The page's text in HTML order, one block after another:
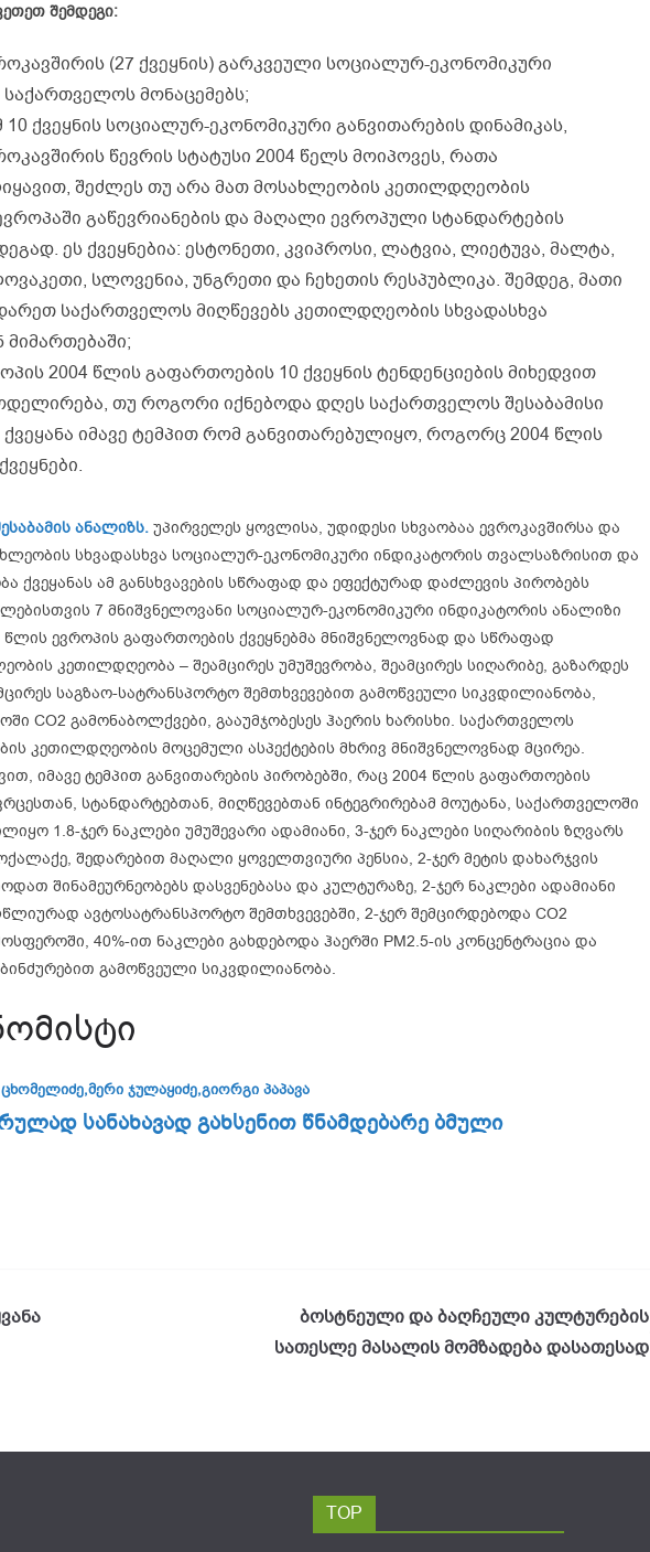
შემდეგი:
(27 ქვეყნის) გარკვეული სოციალურ-ეკონომიკური
მონაცემებს;
ქვეყნის სოციალურ-ეკონომიკური განვითარების დინამიკას,
წევრის სტატუსი 2004 წელს მოიპოვეს, რათა
შეძლეს თუ არა მათ მოსახლეობის კეთილდღეობის
გაწევრიანების და მაღალი ევროპული სტანდარტების
ეს ქვეყნებია: ესტონეთი, კვიპროსი, ლატვია, ლიეტუვა, მალტა,
სლოვენია, უნგრეთი და ჩეხეთის რესპუბლიკა. შემდეგ, მათი
საქართველოს მიღწევებს კეთილდღეობის სხვადასხვა
2004 წლის გაფართოების 10 ქვეყნის ტენდენციების მიხედვით
თუ როგორი იქნებოდა დღეს საქართველოს შესაბამისი
იმავე ტემპით რომ განვითარებულიყო, როგორც 2004 წლის
ანალიზს. უპირველეს ყოვლისა, უდიდესი სხვაობაა ევროკავშირსა და
სხვადასხვა სოციალურ-ეკონომიკური ინდიკატორის თვალსაზრისით და
ქვეყანას ამ განსხვავების სწრაფად და ეფექტურად დაძლევის პირობებს
7 მნიშვნელოვანი სოციალურ-ეკონომიკური ინდიკატორის ანალიზი
წლის ევროპის გაფართოების ქვეყნებმა მნიშვნელოვნად და სწრაფად
კეთილდღეობა – შეამცირეს უმუშევრობა, შეამცირეს სიღარიბე, გაზარდეს
საგზაო-სატრანსპორტო შემთხვევებით გამოწვეული სიკვდილიანობა,
CO2 გამონაბოლქვები, გააუმჯობესეს ჰაერის ხარისხი. საქართველოს
კეთილდღეობის მოცემული ასპექტების მხრივ მნიშვნელოვნად მცირეა.
იმავე ტემპით განვითარების პირობებში, რაც 2004 წლის გაფართოების
სტანდარტებთან, მიღწევებთან ინტეგრირებამ მოუტანა, საქართველოში
1.8-ჯერ ნაკლები უმუშევარი ადამიანი, 3-ჯერ ნაკლები სიღარიბის ზღვარს
შედარებით მაღალი ყოველთვიური პენსია, 2-ჯერ მეტის დახარჯვის
შინამეურნეობებს დასვენებასა და კულტურაზე, 2-ჯერ ნაკლები ადამიანი
ავტოსატრანსპორტო შემთხვევებში, 2-ჯერ შემცირდებოდა CO2
40%-ით ნაკლები გახდებოდა ჰაერში PM2.5-ის კონცენტრაცია და
გამოწვეული სიკვდილიანობა.
მერი ჯულაყიძე,გიორგი პაპავა
სანახავად გახსენით წნამდებარე ბმული
ბოსტნეული და ბაღჩეული კულტურების
სათესლე მასალის მომზადება დასათესად
TOP